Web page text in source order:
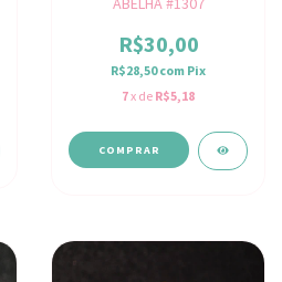
R$30,00
R$28,50com Pix
7x de R$5,18